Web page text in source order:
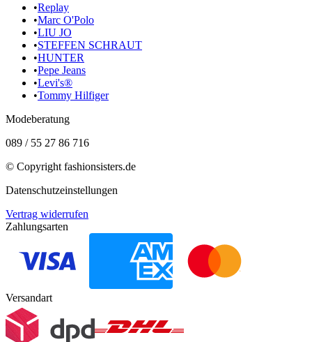
•Replay
•Marc O'Polo
•LIU JO
•STEFFEN SCHRAUT
•HUNTER
•Pepe Jeans
•Levi's®
•Tommy Hilfiger
Modeberatung
089 / 55 27 86 716
© Copyright fashionsisters.de
Datenschutzeinstellungen
Vertrag widerrufen
Zahlungsarten
Versandart